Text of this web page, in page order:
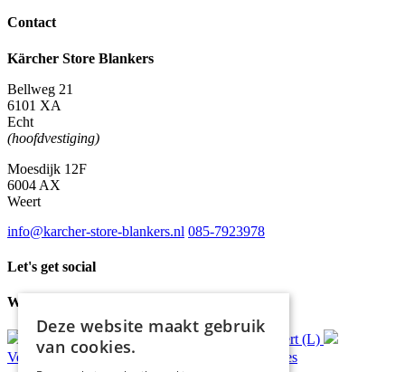
Contact
Kärcher Store Blankers
Bellweg 21
6101 XA
Echt
(hoofdvestiging)
Moesdijk 12F
6004 AX
Weert
info@karcher-store-blankers.nl 085-7923978
Let's get social
Waar wij voor staan
bezorging*
Ophalen in Echt of Weert (L)
Verzonden binnen 48 uur* advies
Deze website maakt gebruik
van cookies.